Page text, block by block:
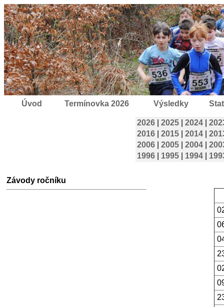
Úvod Termínovka 2026 Výsledky
2026 2025 2024
2016
2015 2014
2006
2005 2004
1996
1995 1994
Závody ročníku